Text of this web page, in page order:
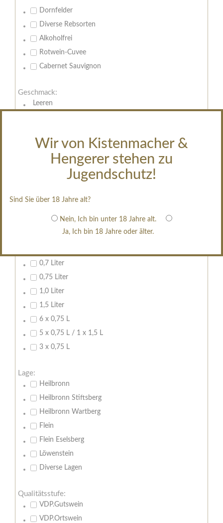
Wir von Kistenmacher &
Hengerer stehen zu
Jugendschutz!
Sind Sie über 18 Jahre alt?
Nein, Ich bin unter 18 Jahre alt.
Ja, Ich bin 18 Jahre oder älter.
Dornfelder
Diverse Rebsorten
Alkoholfrei
Rotwein-Cuvee
Cabernet Sauvignon
Geschmack:
Leeren
halbtrocken
restsüß
weißgekeltert
Inhalt:
0,7 Liter
0,75 Liter
1,0 Liter
1,5 Liter
6 x 0,75 L
5 x 0,75 L / 1 x 1,5 L
3 x 0,75 L
Lage:
Heilbronn
Heilbronn Stiftsberg
Heilbronn Wartberg
Flein
Flein Eselsberg
Löwenstein
Diverse Lagen
Qualitätsstufe:
VDP.Gutswein
VDP.Ortswein